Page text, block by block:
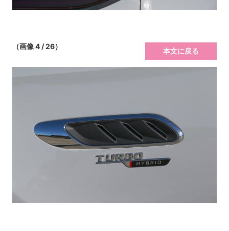
（画像 4 / 26）
本文に戻る